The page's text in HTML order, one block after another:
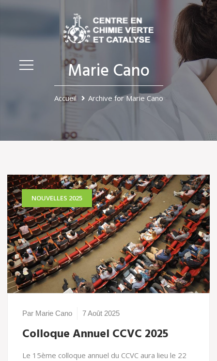
Marie Cano
Accueil Archive for Marie Cano
NOUVELLES 2025
Par Marie Cano 7 Août 2025
Colloque Annuel CCVC 2025
Le 15ème colloque annuel du CCVC aura lieu le 22